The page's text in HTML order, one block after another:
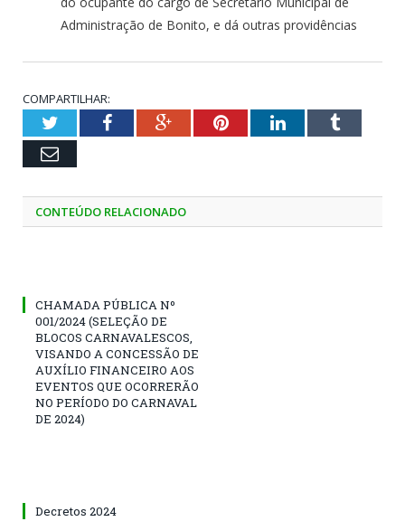
Administração de Bonito, e dá outras providências
COMPARTILHAR:
TwitterFacebookGoogle+PinterestLinkedInTumblr
Email
CONTEÚDO RELACIONADO
CHAMADA PÚBLICA Nº
001/2024 (SELEÇÃO DE
BLOCOS CARNAVALESCOS,
VISANDO A CONCESSÃO DE
AUXÍLIO FINANCEIRO AOS
EVENTOS QUE OCORRERÃO
NO PERÍODO DO CARNAVAL
DE 2024)
Decretos 2024